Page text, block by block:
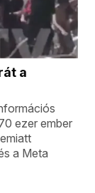
a
ezer ember
a Meta